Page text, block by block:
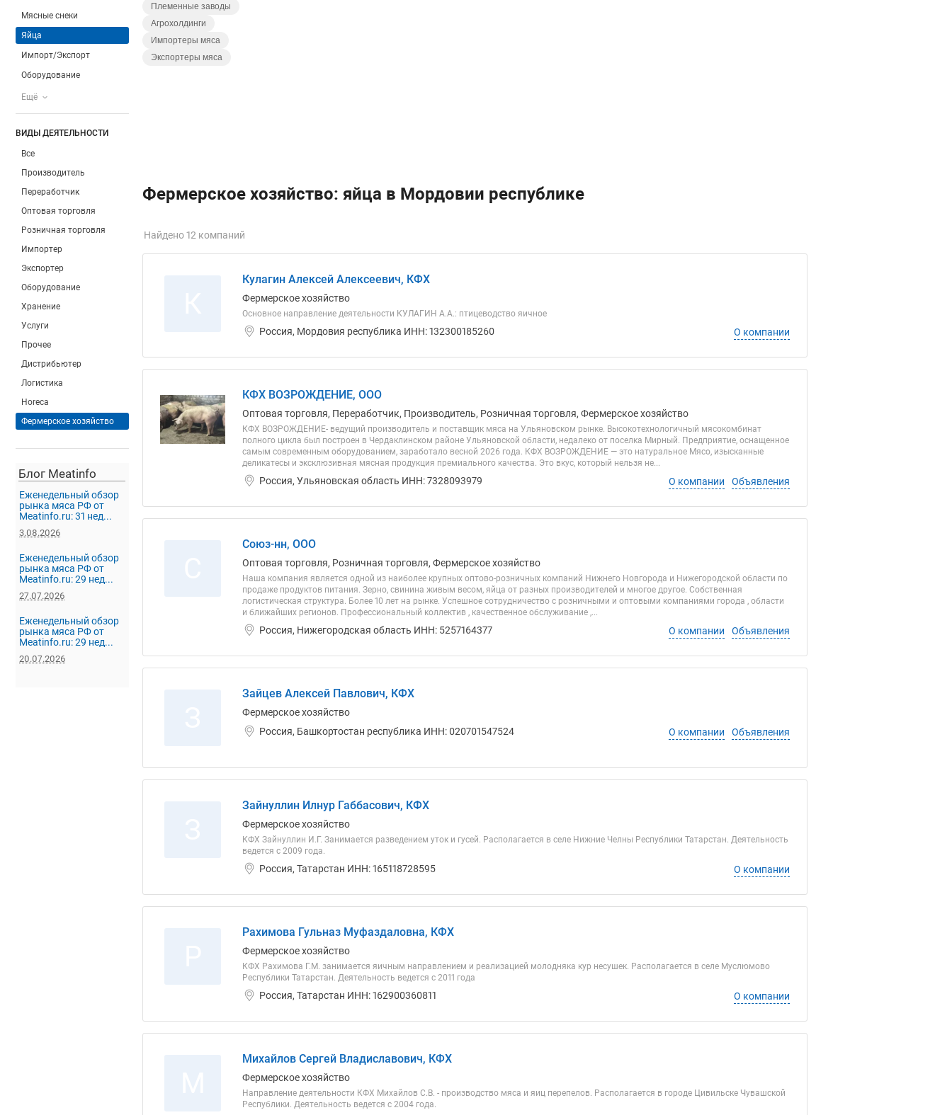
Мясные снеки
Яйца
Импорт/Экспорт
Оборудование
Ещё
ВИДЫ ДЕЯТЕЛЬНОСТИ
Все
Производитель
Переработчик
Оптовая торговля
Розничная торговля
Импортер
Экспортер
Оборудование
Хранение
Услуги
Прочее
Дистрибьютер
Логистика
Horeca
Фермерское хозяйство
Блог Meatinfo
Еженедельный обзор
рынка мяса РФ от
Meatinfo.ru: 31 нед...
3.08.2026
Еженедельный обзор
рынка мяса РФ от
Meatinfo.ru: 29 нед...
27.07.2026
Еженедельный обзор
рынка мяса РФ от
Meatinfo.ru: 29 нед...
20.07.2026
Племенные заводы
Агрохолдинги
Импортеры мяса
Экспортеры мяса
Фермерское хозяйство: яйца в Мордовии республике
Найдено 12 компаний
Кулагин Алексей Алексеевич, КФХ
Фермерское хозяйство
Основное направление деятельности КУЛАГИН А.А.: птицеводство яичное
Россия, Мордовия республика ИНН: 132300185260 О компании
КФХ ВОЗРОЖДЕНИЕ, ООО
Оптовая торговля, Переработчик, Производитель, Розничная торговля, Фермерское хозяйство
КФХ ВОЗРОЖДЕНИЕ- ведущий производитель и поставщик мяса на Ульяновском рынке. Высокотехнологичный мясокомбинат
полного цикла был построен в Чердаклинском районе Ульяновской области, недалеко от поселка Мирный. Предприятие, оснащенное
самым современным оборудованием, заработало весной 2026 года. КФХ ВОЗРОЖДЕНИЕ — это натуральное Мясо, изысканные
деликатесы и эксклюзивная мясная продукция премиального качества. Это вкус, который нельзя не...
Россия, Ульяновская область ИНН: 7328093979 О компании Объявления
Союз-нн, ООО
Оптовая торговля, Розничная торговля, Фермерское хозяйство
Наша компания является одной из наиболее крупных оптово-розничных компаний Нижнего Новгорода и Нижегородской области по
продаже продуктов питания. Зерно, свинина живым весом, яйца от разных производителей и многое другое. Собственная
логистическая структура. Более 10 лет на рынке. Успешное сотрудничество с розничными и оптовыми компаниями города , области
и ближайших регионов. Профессиональный коллектив , качественное обслуживание ,...
Россия, Нижегородская область ИНН: 5257164377 О компании Объявления
Зайцев Алексей Павлович, КФХ
Фермерское хозяйство
Россия, Башкортостан республика ИНН: 020701547524
О компании Объявления
Зайнуллин Илнур Габбасович, КФХ
Фермерское хозяйство
КФХ Зайнуллин И.Г. Занимается разведением уток и гусей. Располагается в селе Нижние Челны Республики Татарстан. Деятельность
ведется с 2009 года.
Россия, Татарстан ИНН: 165118728595 О компании
Рахимова Гульназ Муфаздаловна, КФХ
Фермерское хозяйство
КФХ Рахимова Г.М. занимается яичным направлением и реализацией молодняка кур несушек. Располагается в селе Муслюмово
Республики Татарстан. Деятельность ведется с 2011 года
Россия, Татарстан ИНН: 162900360811 О компании
Михайлов Сергей Владиславович, КФХ
Фермерское хозяйство
Направление деятельности КФХ Михайлов С.В. - производство мяса и яиц перепелов. Располагается в городе Цивильске Чувашской
Республики. Деятельность ведется с 2004 года.